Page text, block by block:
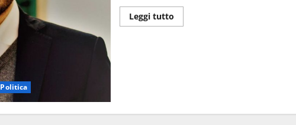
Politica
Leggi tutto